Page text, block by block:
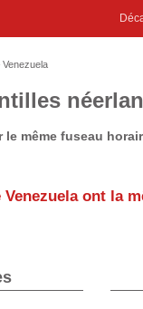
le même fuseau
ont la